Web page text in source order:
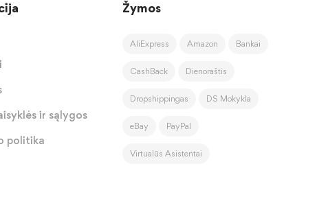
ir sąlygos
politika
Žymos
AliExpress Amazon Bankai
CashBack Dienoraštis
Dropshippingas DS Mokykla
eBay PayPal
Virtualūs Asistentai